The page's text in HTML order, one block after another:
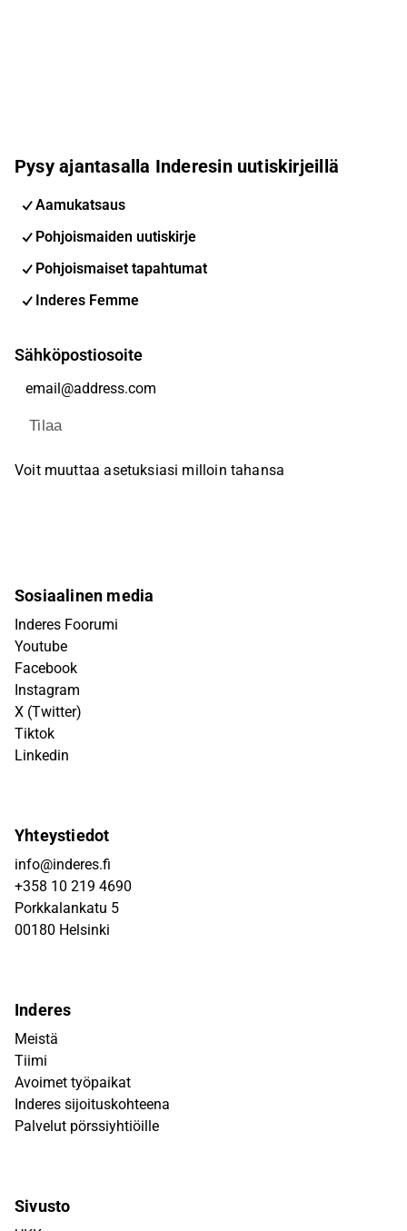
Pysy ajantasalla Inderesin uutiskirjeillä
Aamukatsaus
Pohjoismaiden uutiskirje
Pohjoismaiset tapahtumat
Inderes Femme
Sähköpostiosoite
Tilaa
Voit muuttaa asetuksiasi milloin tahansa
Sosiaalinen media
Inderes Foorumi
Youtube
Facebook
Instagram
X (Twitter)
Tiktok
Linkedin
Yhteystiedot
info@inderes.fi
+358 10 219 4690
Porkkalankatu 5
00180 Helsinki
Inderes
Meistä
Tiimi
Avoimet työpaikat
Inderes sijoituskohteena
Palvelut pörssiyhtiöille
Sivusto